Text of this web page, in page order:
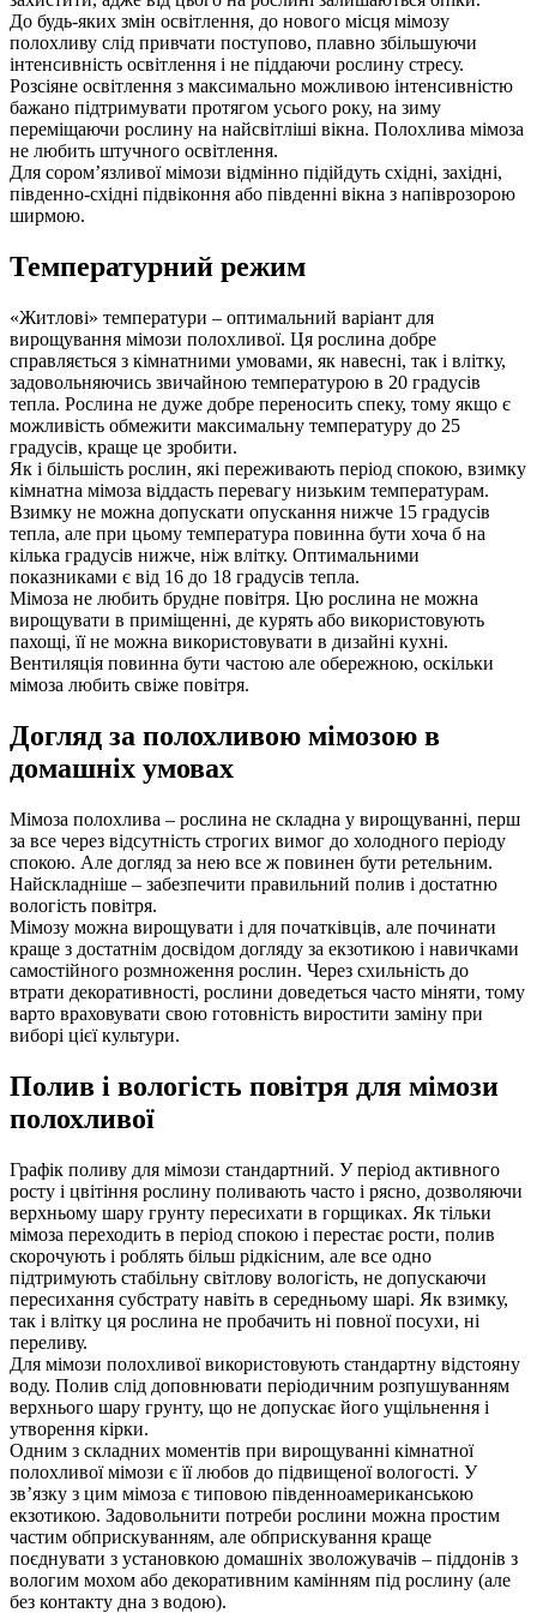
До будь-яких змін освітлення, до нового місця мімозу
полохливу слід привчати поступово, плавно збільшуючи
інтенсивність освітлення і не піддаючи рослину стресу.
Розсіяне освітлення з максимально можливою інтенсивністю
бажано підтримувати протягом усього року, на зиму
переміщаючи рослину на найсвітліші вікна. Полохлива мімоза
не любить штучного освітлення.
Для сором’язливої мімози відмінно підійдуть східні, західні,
південно-східні підвіконня або південні вікна з напіврозорою
ширмою.
Температурний режим
«Житлові» температури – оптимальний варіант для
вирощування мімози полохливої. Ця рослина добре
справляється з кімнатними умовами, як навесні, так і влітку,
задовольняючись звичайною температурою в 20 градусів
тепла. Рослина не дуже добре переносить спеку, тому якщо є
можливість обмежити максимальну температуру до 25
градусів, краще це зробити.
Як і більшість рослин, які переживають період спокою, взимку
кімнатна мімоза віддасть перевагу низьким температурам.
Взимку не можна допускати опускання нижче 15 градусів
тепла, але при цьому температура повинна бути хоча б на
кілька градусів нижче, ніж влітку. Оптимальними
показниками є від 16 до 18 градусів тепла.
Мімоза не любить брудне повітря. Цю рослина не можна
вирощувати в приміщенні, де курять або використовують
пахощі, її не можна використовувати в дизайні кухні.
Вентиляція повинна бути частою але обережною, оскільки
мімоза любить свіже повітря.
Догляд за полохливою мімозою в
домашніх умовах
Мімоза полохлива – рослина не складна у вирощуванні, перш
за все через відсутність строгих вимог до холодного періоду
спокою. Але догляд за нею все ж повинен бути ретельним.
Найскладніше – забезпечити правильний полив і достатню
вологість повітря.
Мімозу можна вирощувати і для початківців, але починати
краще з достатнім досвідом догляду за екзотикою і навичками
самостійного розмноження рослин. Через схильність до
втрати декоративності, рослини доведеться часто міняти, тому
варто враховувати свою готовність виростити заміну при
виборі цієї культури.
Полив і вологість повітря для мімози
полохливої
Графік поливу для мімози стандартний. У період активного
росту і цвітіння рослину поливають часто і рясно, дозволяючи
верхньому шару грунту пересихати в горщиках. Як тільки
мімоза переходить в період спокою і перестає рости, полив
скорочують і роблять більш рідкісним, але все одно
підтримують стабільну світлову вологість, не допускаючи
пересихання субстрату навіть в середньому шарі. Як взимку,
так і влітку ця рослина не пробачить ні повної посухи, ні
переливу.
Для мімози полохливої використовують стандартну відстояну
воду. Полив слід доповнювати періодичним розпушуванням
верхнього шару грунту, що не допускає його ущільнення і
утворення кірки.
Одним з складних моментів при вирощуванні кімнатної
полохливої мімози є її любов до підвищеної вологості. У
зв’язку з цим мімоза є типовою південноамериканською
екзотикою. Задовольнити потреби рослини можна простим
частим обприскуванням, але обприскування краще
поєднувати з установкою домашніх зволожувачів – піддонів з
вологим мохом або декоративним камінням під рослину (але
без контакту дна з водою).